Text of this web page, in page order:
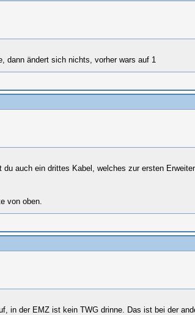
dann ändert sich nichts, vorher wars auf 1
auch ein drittes Kabel, welches zur ersten
von oben.
in der EMZ ist kein TWG drinne. Das ist bei der